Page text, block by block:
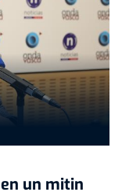
un mitin